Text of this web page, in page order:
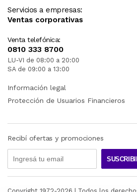
Servicios a empresas:
Ventas corporativas
Venta telefónica:
0810 333 8700
LU-VI de 08:00 a 20:00
SA de 09:00 a 13:00
Información legal
Protección de Usuarios Financieros
Recibí ofertas y promociones